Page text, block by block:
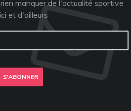
manquer de l'actualité sportive
et d'ailleurs
S'ABONNER